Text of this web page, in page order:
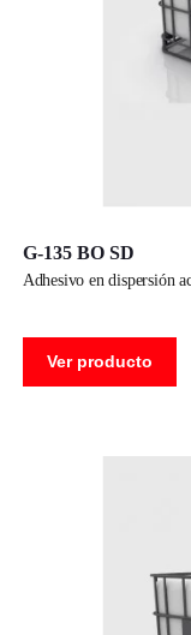
G-135 BO SD
adhesivo en dispersión
Ver producto